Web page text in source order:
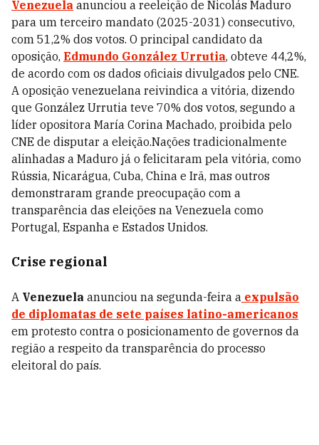
Venezuela anunciou a reeleição de Nicolás Maduro
para um terceiro mandato (2025-2031) consecutivo,
com 51,2% dos votos. O principal candidato da
oposição, Edmundo González Urrutia, obteve 44,2%,
de acordo com os dados oficiais divulgados pelo CNE.
A oposição venezuelana reivindica a vitória, dizendo
que González Urrutia teve 70% dos votos, segundo a
líder opositora María Corina Machado, proibida pelo
CNE de disputar a eleição.Nações tradicionalmente
alinhadas a Maduro já o felicitaram pela vitória, como
Rússia, Nicarágua, Cuba, China e Irã, mas outros
demonstraram grande preocupação com a
transparência das eleições na Venezuela como
Portugal, Espanha e Estados Unidos.
Crise regional
A Venezuela anunciou na segunda-feira a expulsão
de diplomatas de sete países latino-americanos
em protesto contra o posicionamento de governos da
região a respeito da transparência do processo
eleitoral do país.